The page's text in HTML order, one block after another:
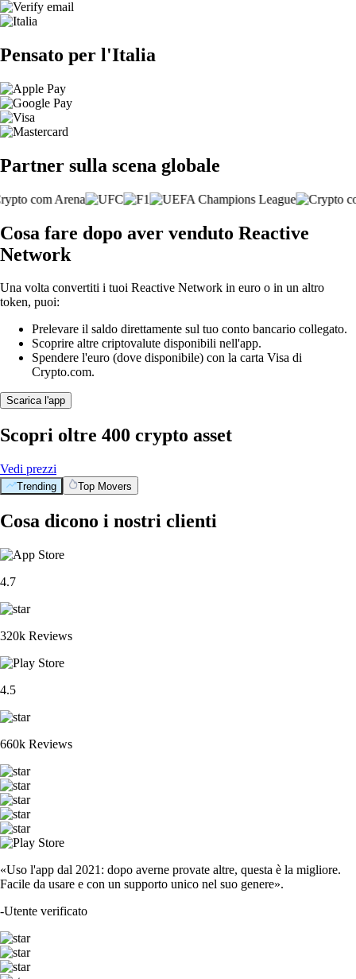
Pensato per l'Italia
Partner sulla scena globale
Cosa fare dopo aver venduto Reactive
Network
Una volta convertiti i tuoi Reactive Network in euro o in un altro
token, puoi:
Prelevare il saldo direttamente sul tuo conto bancario collegato.
Scoprire altre criptovalute disponibili nell'app.
Spendere l'euro (dove disponibile) con la carta Visa di
Crypto.com.
Scarica l'app
Scopri oltre 400 crypto asset
Vedi prezzi
Trending Top Movers
Cosa dicono i nostri clienti
4.7
320k Reviews
4.5
660k Reviews
«Uso l'app dal 2021: dopo averne provate altre, questa è la migliore.
Facile da usare e con un supporto unico nel suo genere».
-Utente verificato